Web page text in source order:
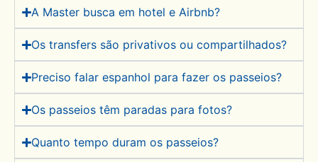
A Master busca em hotel e Airbnb?
Os transfers são privativos ou compartilhados?
Preciso falar espanhol para fazer os passeios?
Os passeios têm paradas para fotos?
Quanto tempo duram os passeios?